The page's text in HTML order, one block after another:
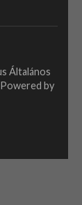
Általános
by